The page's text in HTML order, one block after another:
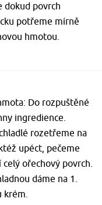
dokud povrch
potřeme mírně
hmotou.
Do rozpuštěné
ingredience.
rozetřeme na
upéct, pečeme
ořechový povrch.
dáme na 1.
krém.